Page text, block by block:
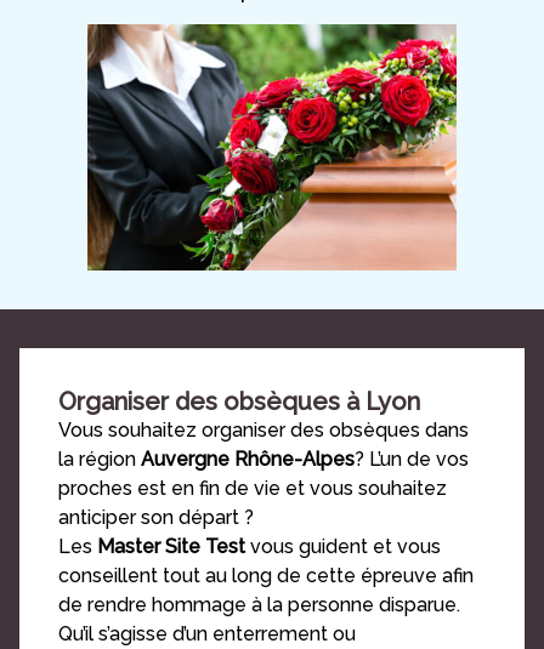
Organiser des obsèques à Lyon
Vous souhaitez organiser des obsèques dans
la région Auvergne Rhône-Alpes? L’un de vos
proches est en fin de vie et vous souhaitez
anticiper son départ ?
Les Master Site Testvous guident et vous
conseillent tout au long de cette épreuve afin
de rendre hommage à la personne disparue.
Qu’il s’agisse d’un enterrement ou